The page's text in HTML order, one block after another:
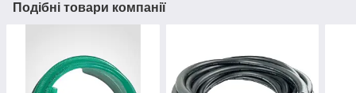
Подібні товари компанії